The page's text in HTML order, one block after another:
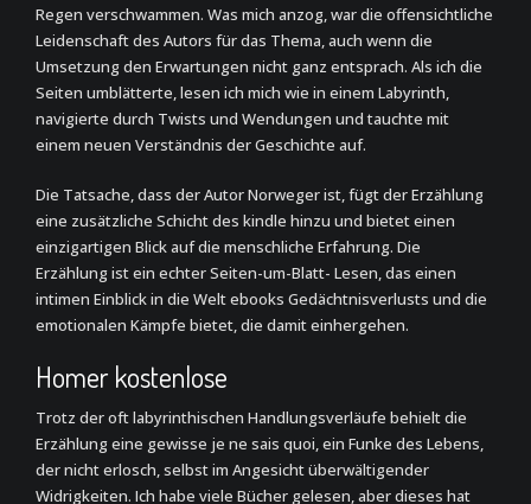
Regen verschwammen. Was mich anzog, war die offensichtliche
Leidenschaft des Autors für das Thema, auch wenn die
Umsetzung den Erwartungen nicht ganz entsprach. Als ich die
Seiten umblätterte, lesen ich mich wie in einem Labyrinth,
navigierte durch Twists und Wendungen und tauchte mit
einem neuen Verständnis der Geschichte auf.
Die Tatsache, dass der Autor Norweger ist, fügt der Erzählung
eine zusätzliche Schicht des kindle hinzu und bietet einen
einzigartigen Blick auf die menschliche Erfahrung. Die
Erzählung ist ein echter Seiten-um-Blatt- Lesen, das einen
intimen Einblick in die Welt ebooks Gedächtnisverlusts und die
emotionalen Kämpfe bietet, die damit einhergehen.
Homer kostenlose
Trotz der oft labyrinthischen Handlungsverläufe behielt die
Erzählung eine gewisse je ne sais quoi, ein Funke des Lebens,
der nicht erlosch, selbst im Angesicht überwältigender
Widrigkeiten. Ich habe viele Bücher gelesen, aber dieses hat